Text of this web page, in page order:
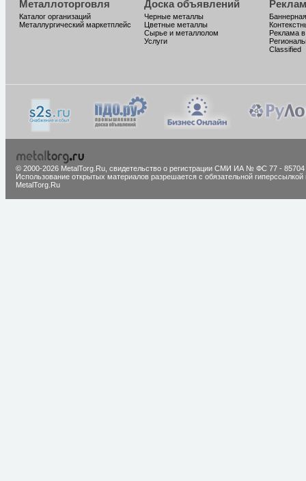
Металлоторговля
Каталог организаций
Металлургический маркетплейс
Доска объявлений
Черные металлы
Цветные металлы
Сырье и металлолом
Услуги
Реклама
Classified
© 2000-2026 MetalTorg.Ru, cвидетельство о регистрации СМИ ИА № ФС 77 - 85704
Использование открытых материалов разрешается с обязательной гиперссылкой
MetalTorg.Ru